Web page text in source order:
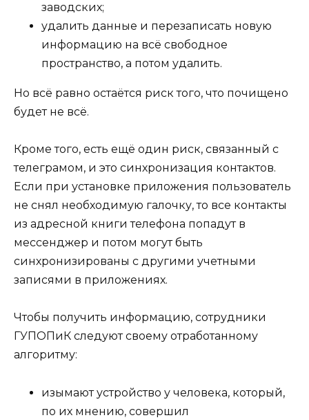
заводских;
удалить данные и перезаписать новую
информацию на всё свободное
пространство, а потом удалить.
Но всё равно остаётся риск того, что почищено
будет не всё.
Кроме того, есть ещё один риск, связанный с
телеграмом, и это синхронизация контактов.
Если при установке приложения пользователь
не снял необходимую галочку, то все контакты
из адресной книги телефона попадут в
мессенджер и потом могут быть
синхронизированы с другими учетными
записями в приложениях.
Чтобы получить информацию, сотрудники
ГУПОПиК следуют своему отработанному
алгоритму:
изымают устройство у человека, который,
по их мнению, совершил